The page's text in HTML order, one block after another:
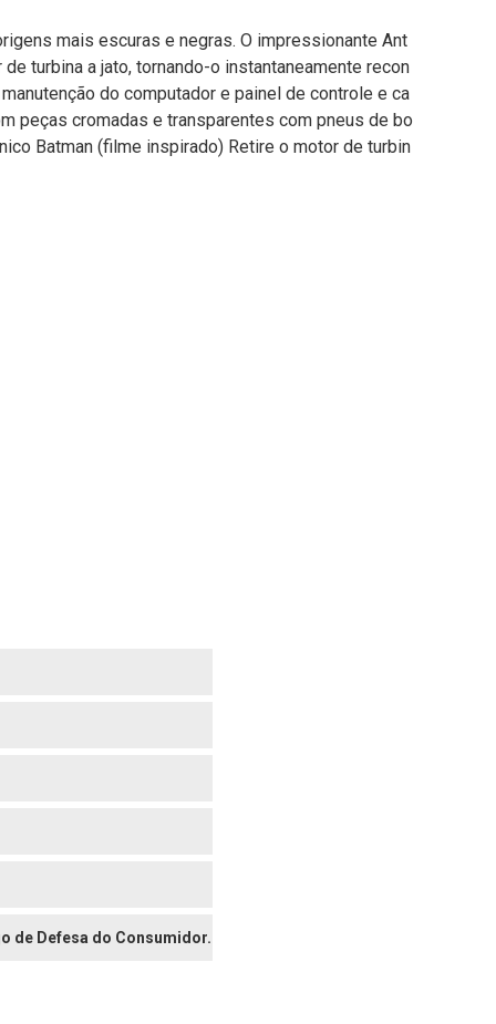
mais escuras e negras. O impressionante Ant
turbina a jato, tornando-o instantaneamente recon
do computador e painel de controle e ca
peças cromadas e transparentes com pneus de bo
Batman (filme inspirado) Retire o motor de turbin
de Defesa do Consumidor.